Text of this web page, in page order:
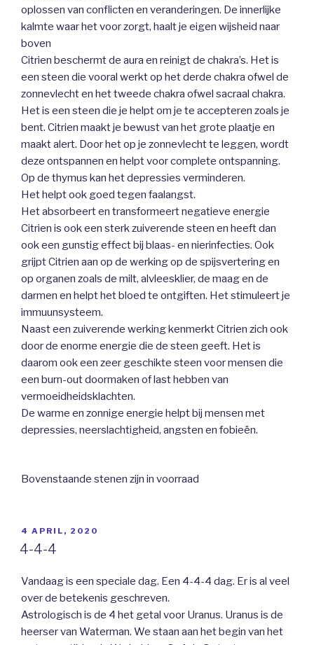
oplossen van conflicten en veranderingen. De innerlijke
kalmte waar het voor zorgt, haalt je eigen wijsheid naar
boven
Citrien beschermt de aura en reinigt de chakra’s. Het is
een steen die vooral werkt op het derde chakra ofwel de
zonnevlecht en het tweede chakra ofwel sacraal chakra.
Het is een steen die je helpt om je te accepteren zoals je
bent. Citrien maakt je bewust van het grote plaatje en
maakt alert. Door het op je zonnevlecht te leggen, wordt
deze ontspannen en helpt voor complete ontspanning.
Op de thymus kan het depressies verminderen.
Het helpt ook goed tegen faalangst.
Het absorbeert en transformeert negatieve energie
Citrien is ook een sterk zuiverende steen en heeft dan
ook een gunstig effect bij blaas- en nierinfecties. Ook
grijpt Citrien aan op de werking op de spijsvertering en
op organen zoals de milt, alvleesklier, de maag en de
darmen en helpt het bloed te ontgiften. Het stimuleert je
immuunsysteem.
Naast een zuiverende werking kenmerkt Citrien zich ook
door de enorme energie die de steen geeft. Het is
daarom ook een zeer geschikte steen voor mensen die
een burn-out doormaken of last hebben van
vermoeidheidsklachten.
De warme en zonnige energie helpt bij mensen met
depressies, neerslachtigheid, angsten en fobieën.
Bovenstaande stenen zijn in voorraad
GEPLAATST
OP
4 APRIL, 2020
4-4-4
Vandaag is een speciale dag. Een 4-4-4 dag. Er is al veel
over de betekenis geschreven.
Astrologisch is de 4 het getal voor Uranus. Uranus is de
heerser van Waterman. We staan aan het begin van het